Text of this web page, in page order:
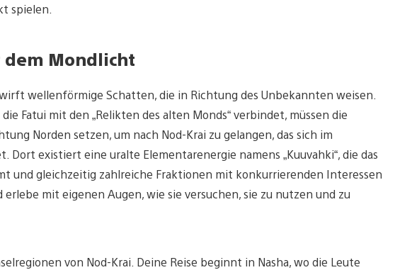
spielen.
Mondlicht
wellenförmige Schatten, die in Richtung des Unbekannten weisen.
Fatui mit den „Relikten des alten Monds“ verbindet, müssen die
Norden setzen, um nach Nod-Krai zu gelangen, das sich im
Dort existiert eine uralte Elementarenergie namens „Kuuvahki“, die das
und gleichzeitig zahlreiche Fraktionen mit konkurrierenden Interessen
erlebe mit eigenen Augen, wie sie versuchen, sie zu nutzen und zu
von Nod-Krai. Deine Reise beginnt in Nasha, wo die Leute